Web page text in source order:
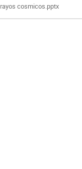
rayos cosmicos.pptx